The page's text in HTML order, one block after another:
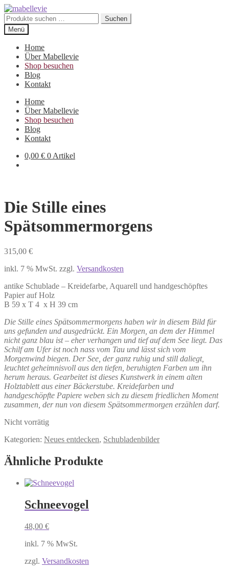
Zur
Navigation
springen
Zum
Inhalt
springen
Suchen
nach:
Suchen
Menü
Home
Über Mabellevie
Shop besuchen
Blog
Kontakt
Home
Über Mabellevie
Shop besuchen
Blog
Kontakt
0,00 € 0 Artikel
Die Stille eines
Spätsommermorgens
315,00 €
inkl. 7 % MwSt. zzgl. Versandkosten
antike Schublade – Kreidefarbe, Aquarell und handgeschöpftes
Papier auf Holz
B 59 x T 4 x H 39 cm
Die Stille eines Spätsommermorgens haben wir in diesem Bild für
uns gefunden und ausgedrückt. Ein Morgen, an dem der Himmel
nicht ganz blau ist – eher verhangen und tief auf dem See liegt. Das
Schilf am Ufer ist noch nass vom Tau und lässt sich vom
Morgenwind biegen. Der See, der ganz ruhig und still daliegt,
leuchtet geheimnisvoll aus den tiefen, beruhigten Farben um ihn
herum heraus. Gearbeitet ist dieses Kunstwerk in einem alten
Holztablett aus einer Bäckerstube. Kreidefarben und
handgeschöpfte Papiere weben sich zu diesem friedlichen Moment
zusammen, der nun von diesem Spätsommermorgen erzählen darf.
Nicht vorrätig
Kategorien: Neues entdecken, Schubladenbilder
Ähnliche Produkte
Schneevogel
48,00 €
inkl. 7 % MwSt.
zzgl. Versandkosten